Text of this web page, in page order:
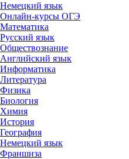
Немецкий язык
Онлайн-курсы ОГЭ
Математика
Русский язык
Обществознание
Английский язык
Информатика
Литература
Физика
Биология
Химия
История
География
Немецкий язык
Франшиза